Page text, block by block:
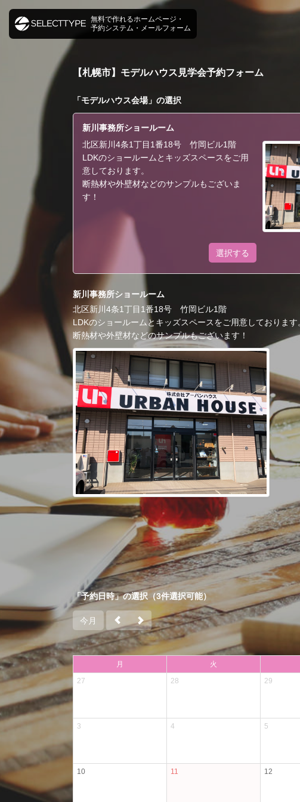
【札幌市】モデルハウス見学会予約フォーム
「モデルハウス会場」の選択
新川事務所ショールーム
北区新川4条1丁目1番18号 竹岡ビル1階
LDKのショールームとキッズスペースをご用
意しております。
断熱材や外壁材などのサンプルもございま
す！
選択する
新川事務所ショールーム
北区新川4条1丁目1番18号 竹岡ビル1階
LDKのショールームとキッズスペースをご用意しております
断熱材や外壁材などのサンプルもございます！
「予約日時」の選択（3件選択可能）
今月
月 火
27
28 29
3 4 5
10 11 12
無料で作れるホームページ・
予約システム・メールフォーム